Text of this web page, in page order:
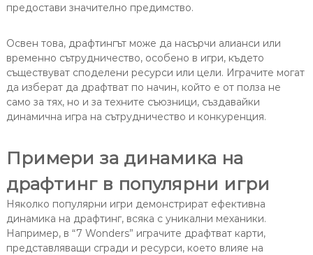
предостави значително предимство.
Освен това, драфтингът може да насърчи алианси или
временно сътрудничество, особено в игри, където
съществуват споделени ресурси или цели. Играчите могат
да изберат да драфтват по начин, който е от полза не
само за тях, но и за техните съюзници, създавайки
динамична игра на сътрудничество и конкуренция.
Примери за динамика на
драфтинг в популярни игри
Няколко популярни игри демонстрират ефективна
динамика на драфтинг, всяка с уникални механики.
Например, в “7 Wonders” играчите драфтват карти,
представляващи сгради и ресурси, което влияе на